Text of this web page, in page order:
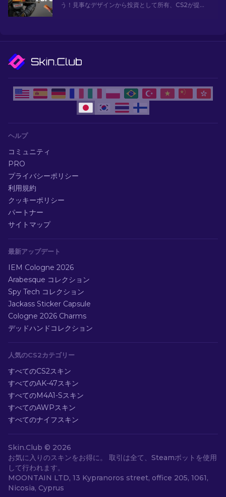
う！見事なデザインから投資として所有、CS2が提供
ヘルプ
コミュニティ
PRO
プライバシーポリシー
利用規約
クッキーポリシー
パートナー
サイトマップ
最新アップデート
IEM Cologne 2026
Arabesque コレクション
Spy Tech コレクション
Jackass Sticker Capsule
Cologne 2026 Charms
デッドハンドコレクション
人気のCS2カテゴリー
すべてのCS2スキン
すべてのAK-47スキン
すべてのM4A1-Sスキン
すべてのAWPスキン
すべてのナイフスキン
Skin.Club © 2026
お気に入りのスキンをお得に。 取引は全て、Steamボットを使用
して行われます。
MOONTAIN LTD, 13 Kypranoros street, office 205, 1061,
Nicosia, Cyprus